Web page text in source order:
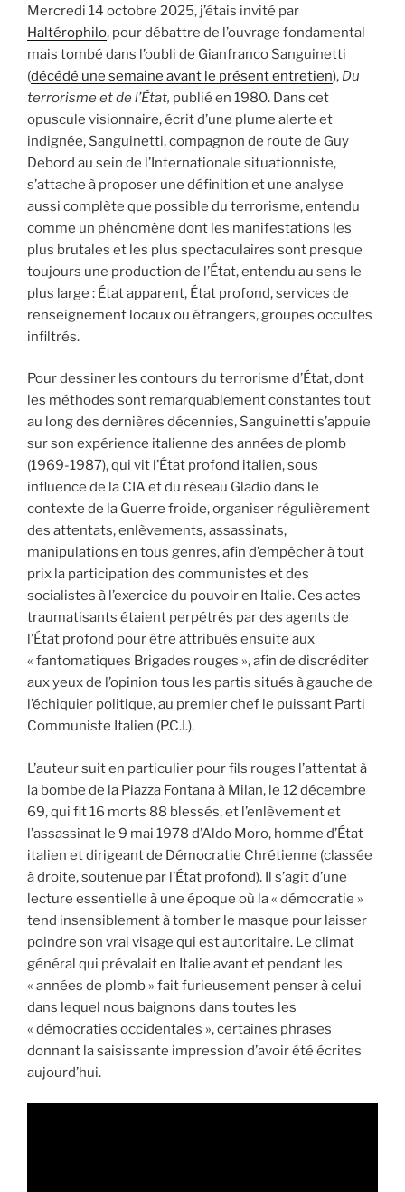
Mercredi 14 octobre 2025, j’étais invité par
Haltérophilo, pour débattre de l’ouvrage fondamental
mais tombé dans l’oubli de Gianfranco Sanguinetti
(décédé une semaine avant le présent entretien), Du
terrorisme et de l’État, publié en 1980. Dans cet
opuscule visionnaire, écrit d’une plume alerte et
indignée, Sanguinetti, compagnon de route de Guy
Debord au sein de l’Internationale situationniste,
s’attache à proposer une définition et une analyse
aussi complète que possible du terrorisme, entendu
comme un phénomène dont les manifestations les
plus brutales et les plus spectaculaires sont presque
toujours une production de l’État, entendu au sens le
plus large : État apparent, État profond, services de
renseignement locaux ou étrangers, groupes occultes
infiltrés.
Pour dessiner les contours du terrorisme d’État, dont
les méthodes sont remarquablement constantes tout
au long des dernières décennies, Sanguinetti s’appuie
sur son expérience italienne des années de plomb
(1969-1987), qui vit l’État profond italien, sous
influence de la CIA et du réseau Gladio dans le
contexte de la Guerre froide, organiser régulièrement
des attentats, enlèvements, assassinats,
manipulations en tous genres, afin d’empêcher à tout
prix la participation des communistes et des
socialistes à l’exercice du pouvoir en Italie. Ces actes
traumatisants étaient perpétrés par des agents de
l’État profond pour être attribués ensuite aux
« fantomatiques Brigades rouges », afin de discréditer
aux yeux de l’opinion tous les partis situés à gauche de
l’échiquier politique, au premier chef le puissant Parti
Communiste Italien (P.C.I.).
L’auteur suit en particulier pour fils rouges l’attentat à
la bombe de la Piazza Fontana à Milan, le 12 décembre
69, qui fit 16 morts 88 blessés, et l’enlèvement et
l’assassinat le 9 mai 1978 d’Aldo Moro, homme d’État
italien et dirigeant de Démocratie Chrétienne (classée
à droite, soutenue par l’État profond). Il s’agit d’une
lecture essentielle à une époque où la « démocratie »
tend insensiblement à tomber le masque pour laisser
poindre son vrai visage qui est autoritaire. Le climat
général qui prévalait en Italie avant et pendant les
« années de plomb » fait furieusement penser à celui
dans lequel nous baignons dans toutes les
« démocraties occidentales », certaines phrases
donnant la saisissante impression d’avoir été écrites
aujourd’hui.